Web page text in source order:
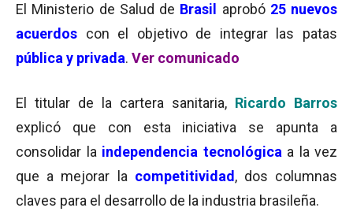
El Ministerio de Salud de Brasil aprobó 25 nuevos
acuerdos con el objetivo de integrar las patas
pública y privada. Ver comunicado
El titular de la cartera sanitaria, Ricardo Barros
explicó que con esta iniciativa se apunta a
consolidar la independencia tecnológica a la vez
que a mejorar la competitividad , dos columnas
claves para el desarrollo de la industria brasileña.